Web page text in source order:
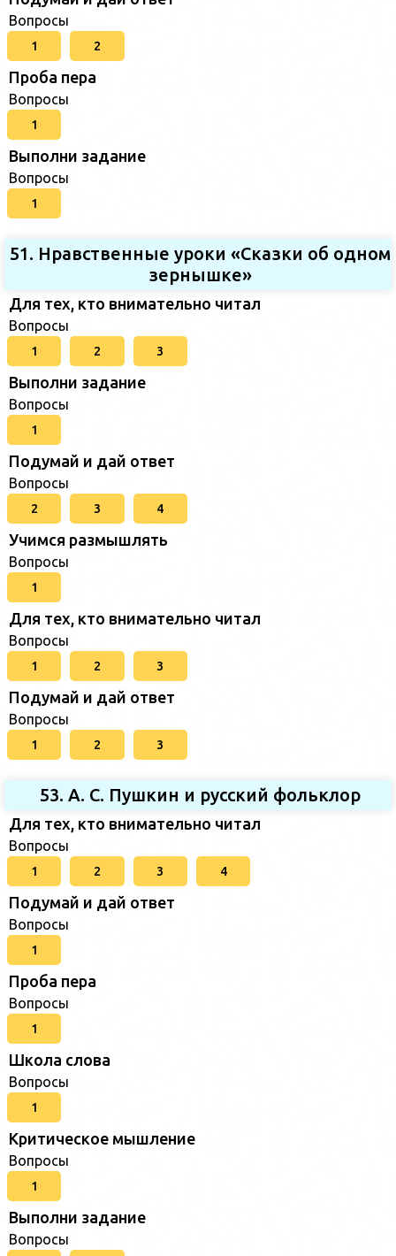
Вопросы
1 2
Проба пера
Вопросы
1
Выполни задание
Вопросы
1
51. Нравственные уроки «Сказки об одном
зернышке»
Для тех, кто внимательно читал
Вопросы
1 2 3
Выполни задание
Вопросы
1
Подумай и дай ответ
Вопросы
2 3 4
Учимся размышлять
Вопросы
1
Для тех, кто внимательно читал
Вопросы
1 2 3
Подумай и дай ответ
Вопросы
1 2 3
53. А. С. Пушкин и русский фольклор
Для тех, кто внимательно читал
Вопросы
1 2 3 4
Подумай и дай ответ
Вопросы
1
Проба пера
Вопросы
1
Школа слова
Вопросы
1
Критическое мышление
Вопросы
1
Выполни задание
Вопросы